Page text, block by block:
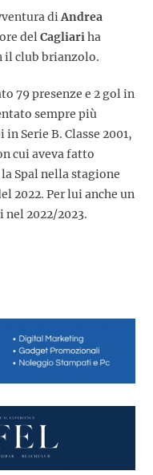
diAndrea
delCagliariha
il club brianzolo.
79 presenze e 2 gol in
sempre più
Serie B. Classe 2001,
cui aveva fatto
Spal nella stagione
2022. Per lui anche un
nel 2022/2023.